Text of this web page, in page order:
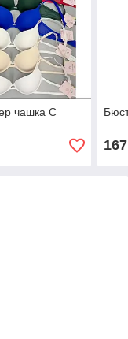
чашка С
167